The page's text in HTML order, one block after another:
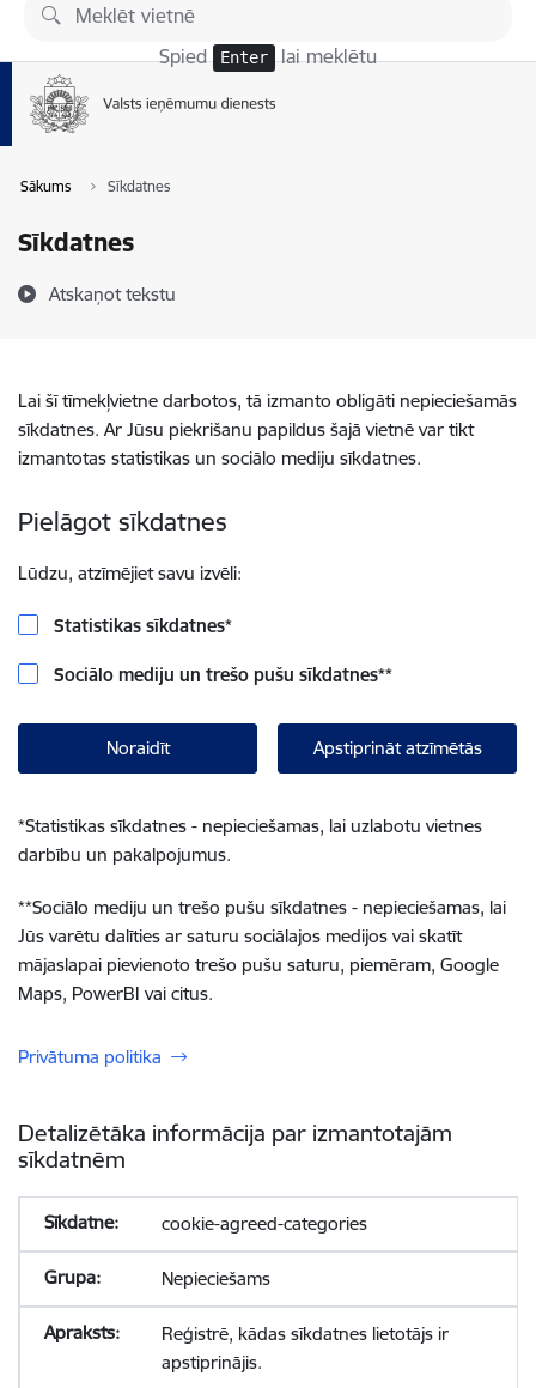
Pāriet uz lapas saturu
Spied Enter lai meklētu
Sākums Sīkdatnes
Sīkdatnes
Atskaņot tekstu
Lai šī tīmekļvietne darbotos, tā izmanto obligāti nepieciešamās
sīkdatnes. Ar Jūsu piekrišanu papildus šajā vietnē var tikt
izmantotas statistikas un sociālo mediju sīkdatnes.
Pielāgot sīkdatnes
Lūdzu, atzīmējiet savu izvēli:
Statistikas sīkdatnes*
Sociālo mediju un trešo pušu sīkdatnes**
Noraidīt Apstiprināt atzīmētās
*Statistikas sīkdatnes - nepieciešamas, lai uzlabotu vietnes
darbību un pakalpojumus.
**Sociālo mediju un trešo pušu sīkdatnes - nepieciešamas, lai
Jūs varētu dalīties ar saturu sociālajos medijos vai skatīt
mājaslapai pievienoto trešo pušu saturu, piemēram, Google
Maps, PowerBI vai citus.
Privātuma politika
Detalizētāka informācija par izmantotajām
sīkdatnēm
cookie-agreed-categories
Nepieciešams
Reģistrē, kādas sīkdatnes lietotājs ir
apstiprinājis.